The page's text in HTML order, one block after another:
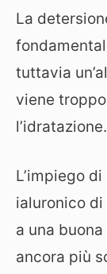
La
tuttavia
viene
l’idratazione.
L’impiego
ialuronico
a una
ancora più